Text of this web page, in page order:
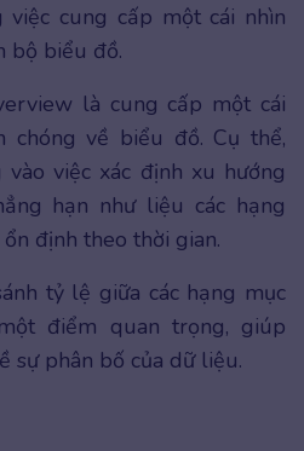
cung cấp một cái nhìn
bộ biểu đồ.
là cung cấp một cái
chóng về biểu đồ. Cụ thể,
việc xác định xu hướng
hạn như liệu các hạng
định theo thời gian.
tỷ lệ giữa các hạng mục
điểm quan trọng, giúp
sự phân bố của dữ liệu.